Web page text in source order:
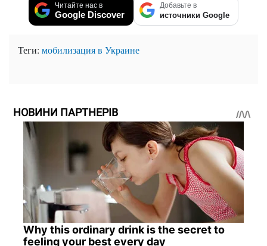
Читайте нас в
Google Discover
Добавьте в
источники Google
Теги: мобилизация в Украине
НОВИНИ ПАРТНЕРІВ
Why this ordinary drink is the secret to
feeling your best every day